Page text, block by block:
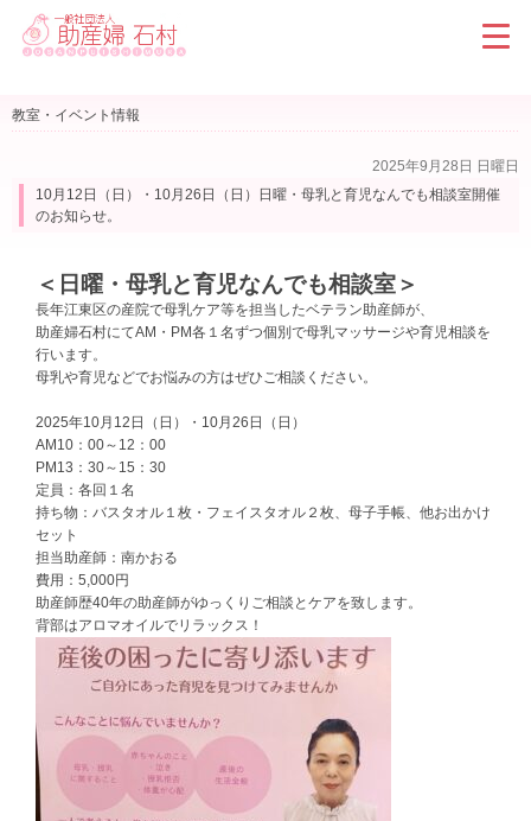
教室・イベント情報
2025年9月28日 日曜日
10月12日（日）・10月26日（日）日曜・母乳と育児なんでも相談室開催
のお知らせ。
＜日曜・母乳と育児なんでも相談室＞
長年江東区の産院で母乳ケア等を担当したベテラン助産師が、
助産婦石村にてAM・PM各１名ずつ個別で母乳マッサージや育児相談を
行います。
母乳や育児などでお悩みの方はぜひご相談ください。
2025年10月12日（日）・10月26日（日）
AM10：00～12：00
PM13：30～15：30
定員：各回１名
持ち物：バスタオル１枚・フェイスタオル２枚、母子手帳、他お出かけ
セット
担当助産師：南かおる
費用：5,000円
助産師歴40年の助産師がゆっくりご相談とケアを致します。
背部はアロマオイルでリラックス！